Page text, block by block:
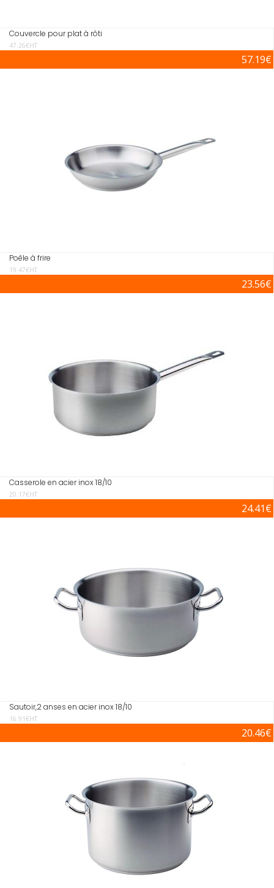
Couvercle pour plat à rôti
47.26€HT
57.19€
Poêle à frire
19.47€HT
23.56€
Casserole en acier inox 18/10
20.17€HT
24.41€
Sautoir,2 anses en acier inox 18/10
16.91€HT
20.46€